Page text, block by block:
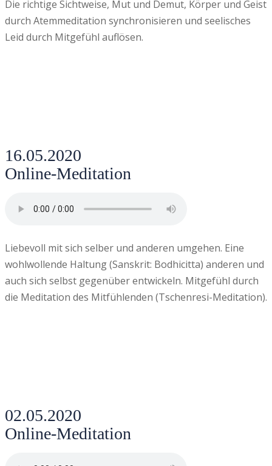
Die richtige Sichtweise, Mut und Demut, Körper und Geist
durch Atemmeditation synchronisieren und seelisches
Leid durch Mitgefühl auflösen.
16.05.2020
Online-Meditation
Liebevoll mit sich selber und anderen umgehen. Eine
wohlwollende Haltung (Sanskrit: Bodhicitta) anderen und
auch sich selbst gegenüber entwickeln. Mitgefühl durch
die Meditation des Mitfühlenden (Tschenresi-Meditation).
02.05.2020
Online-Meditation